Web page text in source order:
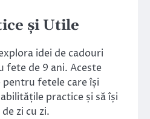
și Utile
idei de cadouri
fete de 9 ani. Aceste
fetele care își
practice și să își
zi cu zi.